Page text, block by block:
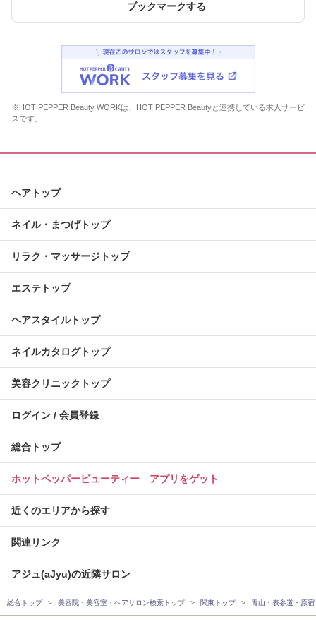
ブックマークする
※HOT PEPPER Beauty WORKは、HOT PEPPER Beautyと連携している求人サービ
スです。
ヘアトップ
ネイル・まつげトップ
リラク・マッサージトップ
エステトップ
ヘアスタイルトップ
ネイルカタログトップ
美容クリニックトップ
ログイン / 会員登録
総合トップ
ホットペッパービューティー アプリをゲット
近くのエリアから探す
関連リンク
アジュ(aJyu)の近隣サロン
総合トップ 美容院・美容室・ヘアサロン検索トップ 関東トップ 青山・表参道・原宿